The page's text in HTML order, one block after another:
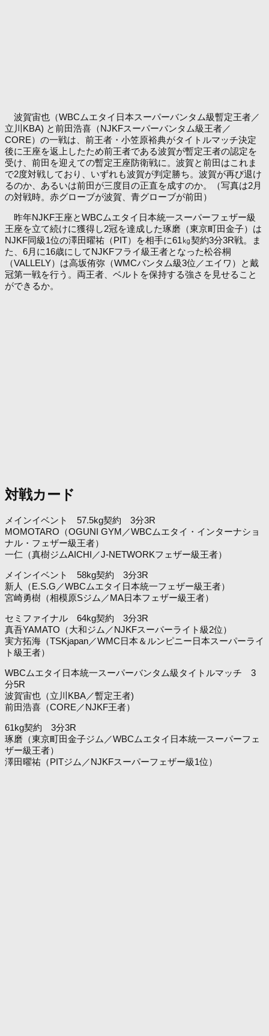
波賀宙也（WBCムエタイ日本スーパーバンタム級暫定王者／
立川KBA) と前田浩喜（NJKFスーパーバンタム級王者／
CORE）の一戦は、前王者・小笠原裕典がタイトルマッチ決定
後に王座を返上したため前王者である波賀が暫定王者の認定を
受け、前田を迎えての暫定王座防衛戦に。波賀と前田はこれま
で2度対戦しており、いずれも波賀が判定勝ち。波賀が再び退け
るのか、あるいは前田が三度目の正直を成すのか。（写真は2月
の対戦時。赤グローブが波賀、青グローブが前田）
昨年NJKF王座とWBCムエタイ日本統一スーパーフェザー級
王座を立て続けに獲得し2冠を達成した琢磨（東京町田金子）は
NJKF同級1位の澤田曜祐（PIT）を相手に61㎏契約3分3R戦。ま
た、6月に16歳にしてNJKFフライ級王者となった松谷桐
（VALLELY）は高坂侑弥（WMCバンタム級3位／エイワ）と戴
冠第一戦を行う。両王者、ベルトを保持する強さを見せること
ができるか。
対戦カード
メインイベント 57.5kg契約 3分3R
MOMOTARO（OGUNI GYM／WBCムエタイ・インターナショ
ナル・フェザー級王者）
一仁（真樹ジムAICHI／J-NETWORKフェザー級王者）
メインイベント 58kg契約 3分3R
新人（E.S.G／WBCムエタイ日本統一フェザー級王者）
宮崎勇樹（相模原Sジム／MA日本フェザー級王者）
セミファイナル 64kg契約 3分3R
真吾YAMATO（大和ジム／NJKFスーパーライト級2位）
実方拓海（TSKjapan／WMC日本＆ルンピニー日本スーパーライ
ト級王者）
WBCムエタイ日本統一スーパーバンタム級タイトルマッチ 3
分5R
波賀宙也（立川KBA／暫定王者)
前田浩喜（CORE／NJKF王者）
61kg契約 3分3R
琢磨（東京町田金子ジム／WBCムエタイ日本統一スーパーフェ
ザー級王者）
澤田曜祐（PITジム／NJKFスーパーフェザー級1位）